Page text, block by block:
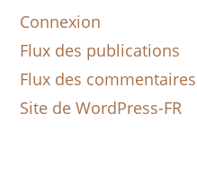
Connexion
Flux des publications
Flux des commentaires
Site de WordPress-FR